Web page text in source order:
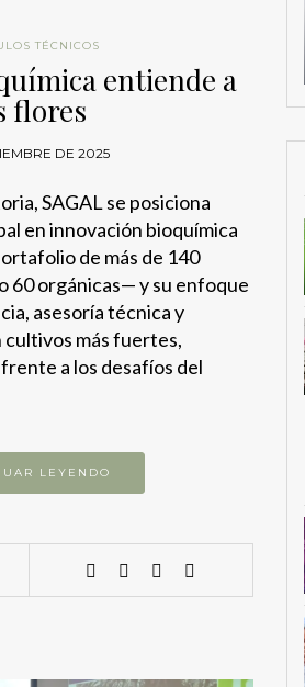
TÉCNICOS
entiende a
flores
DE 2025
SAGAL se posiciona
en innovación bioquímica
de más de 140
60 orgánicas— y su enfoque
asesoría técnica y
más fuertes,
a los desafíos del
LEYENDO